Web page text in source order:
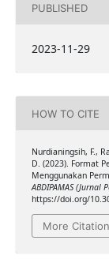
PUBLISHED
2023-11-29
HOW TO CITE
Nurdianingsih, F.,
D. (2023). Format
Menggunakan
ABDIPAMAS (Jurnal
https://doi.org/
More